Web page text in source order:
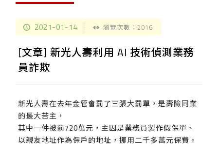
2021-01-14 瀏覽次數：2016
[文章] 新光人壽利用 AI 技術偵測業務
員詐欺
新光人壽在去年金管會罰了三張大罰單，是壽險同業
的最大苦主，
其中一件被罰720萬元，主因是業務員製作假保單、
以親友地址作為保戶的地址，挪用二千多萬元保費。